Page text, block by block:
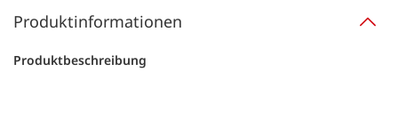
Produktinformationen
Produktbeschreibung